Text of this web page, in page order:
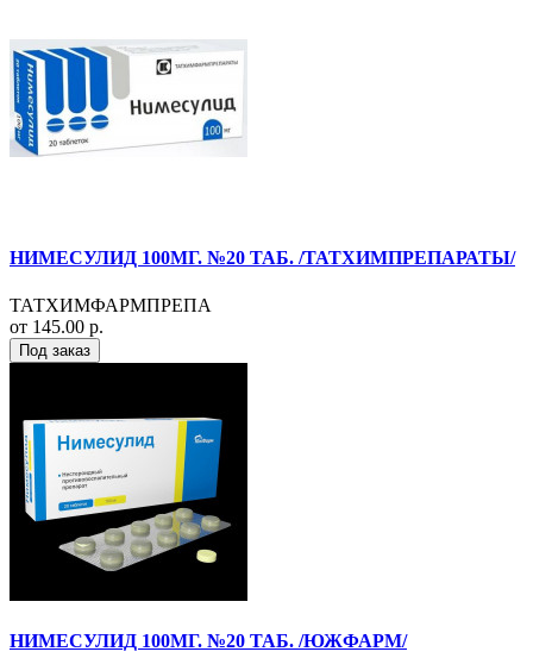
НИМЕСУЛИД 100МГ. №20 ТАБ. /ТАТХИМПРЕПАРАТЫ/
ТАТХИМФАРМПРЕПА
от 145.00 р.
Под заказ
НИМЕСУЛИД 100МГ. №20 ТАБ. /ЮЖФАРМ/